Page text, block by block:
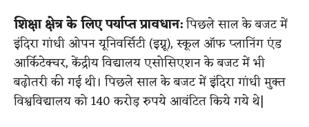
शिक्षा क्षेत्र के लिए पर्याप्त प्रावधान:पिछले साल के बजट में
इंदिरा गांधी ओपन यूनिवर्सिटी (इग्नू), स्कूल ऑफ प्लानिंग एंड
आर्किटेक्चर, केंद्रीय विद्यालय एसोसिएशन के बजट में भी
बढ़ोतरी की गई थी। पिछले साल के बजट में इंदिरा गांधी मुक्त
विश्वविद्यालय को 140 करोड़ रुपये आवंटित किये गये थे|